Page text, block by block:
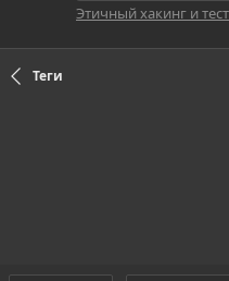
Этичный хакинг и
Теги